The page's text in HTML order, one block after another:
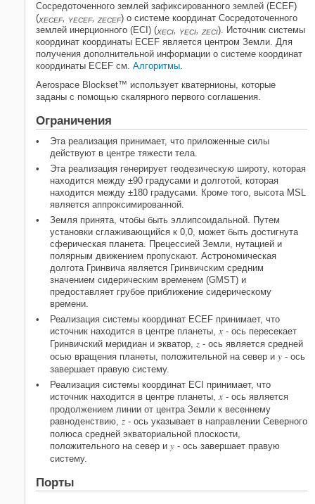
Сосредоточенного землей зафиксированного землей (ECEF)
(XECEF, YECEF, ZECEF) о системе координат Сосредоточенного
землей инерционного (ECI) (XECI, YECI, ZECI). Источник системы
координат координаты ECEF является центром Земли. Для
получения дополнительной информации о системе координат
координаты ECEF см. Алгоритмы.
Aerospace Blockset™ использует кватернионы, которые
заданы с помощью скалярного первого соглашения.
Ограничения
Эта реализация принимает, что приложенные силы
действуют в центре тяжести тела.
Эта реализация генерирует геодезическую широту, которая
находится между ±90 градусами и долготой, которая
находится между ±180 градусами. Кроме того, высота MSL
является аппроксимированной.
Земля принята, чтобы быть эллипсоидальной. Путем
установки сглаживающийся к 0,0, может быть достигнута
сферическая планета. Прецессией Земли, нутацией и
полярным движением пропускают. Астрономическая
долгота Гринвича является Гринвичским средним
значением сидерическим временем (GMST) и
предоставляет грубое приближение сидерическому
времени.
Реализация системы координат ECEF принимает, что
источник находится в центре планеты,x - ось пересекает
Гринвичский меридиан и экватор, z - ось является средней
осью вращения планеты, положительной на север и y - ось
завершает правую систему.
Реализация системы координат ECI принимает, что
источник находится в центре планеты,x - ось является
продолжением линии от центра Земли к весеннему
равноденствию, z - ось указывает в направлении Северного
полюса средней экваториальной плоскости,
положительного на север и y - ось завершает правую
систему.
Порты